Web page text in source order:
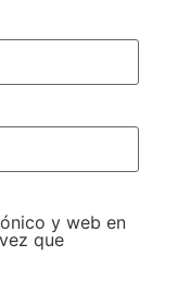
y web en
que